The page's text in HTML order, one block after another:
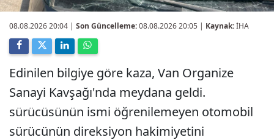
08.08.2026 20:04 | Son Güncelleme:08.08.2026 20:05 | Kaynak:İHA
Edinilen bilgiye göre kaza, Van Organize
Sanayi Kavşağı'nda meydana geldi.
sürücüsünün ismi öğrenilemeyen otomobil
sürücünün direksiyon hakimiyetini